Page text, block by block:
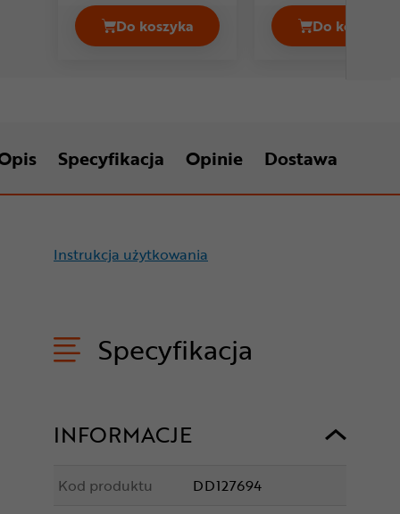
Do koszyka
Soczewki OAKLEY Jawbreaker
Do koszyka
Specyfikacja Opinie Dostawa
Instrukcja użytkowania
Specyfikacja
INFORMACJE
Kod produktu
DD127694